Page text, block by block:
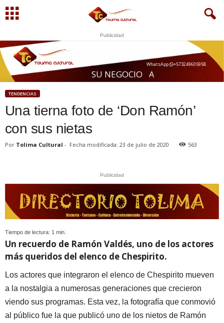
Publicidad
SU NEGOCIO AQ
WhatsApp +573249605958
TENDENCIAS
Una tierna foto de ‘Don Ramón’
con sus nietas
Por Tolima Cultural - Fecha modificada: 23 de julio de 2020 563
Publicidad
Tiempo de lectura: 1 min.
Un recuerdo de Ramón Valdés, uno de los actores
más queridos del elenco de Chespirito.
Los actores que integraron el elenco de Chespirito mueven
a la nostalgia a numerosas generaciones que crecieron
viendo sus programas. Esta vez, la fotografía que conmovió
al público fue la que publicó uno de los nietos de Ramón